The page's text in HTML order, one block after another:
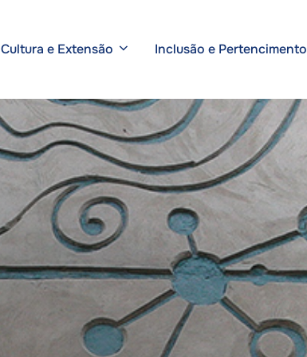
Cultura e Extensão Inclusão e Pertencimento